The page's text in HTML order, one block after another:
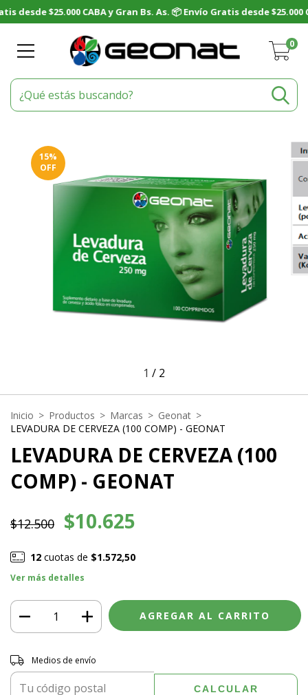
0
15%
OFF
1 / 2
Inicio > Productos > Marcas > Geonat >
LEVADURA DE CERVEZA (100 COMP) - GEONAT
LEVADURA DE CERVEZA (100
COMP) - GEONAT
$12.500 $10.625
12cuotas de $1.572,50
Ver más detalles
Entregas para el CP:
Medios de envío
CALCULAR